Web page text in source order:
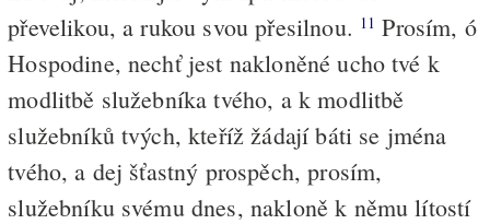
převelikou, a rukou svou přesilnou. 11 Prosím, ó
Hospodine, nechť jest nakloněné ucho tvé k
modlitbě služebníka tvého, a k modlitbě
služebníků tvých, kteříž žádají báti se jména
tvého, a dej šťastný prospěch, prosím,
služebníku svému dnes, nakloně k němu lítostí